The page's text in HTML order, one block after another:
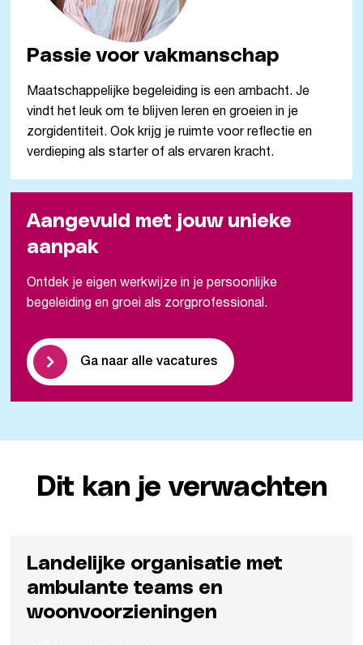
Passie voor vakmanschap
Maatschappelijke begeleiding is een ambacht. Je
vindt het leuk om te blijven leren en groeien in je
zorgidentiteit. Ook krijg je ruimte voor reflectie en
verdieping als starter of als ervaren kracht.
Aangevuld met jouw unieke
aanpak
Ontdek je eigen werkwijze in je persoonlijke
begeleiding en groei als zorgprofessional.
Ga naar alle vacatures
Dit kan je verwachten
Landelijke organisatie met
ambulante teams en
woonvoorzieningen